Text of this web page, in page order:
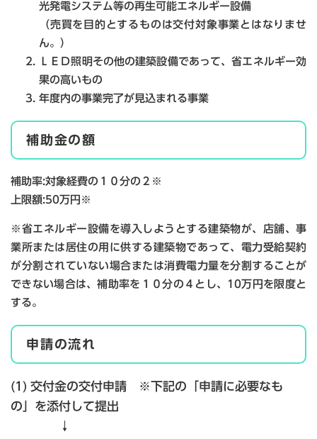
光発電システム等の再生可能エネルギー設備
（売買を目的とするものは交付対象事業とはなりませ
ん。）
ＬＥＤ照明その他の建築設備であって、省エネルギー効
果の高いもの
年度内の事業完了が見込まれる事業
補助金の額
補助率:対象経費の１０分の２※
上限額:50万円※
※省エネルギー設備を導入しようとする建築物が、店舗、事
業所または居住の用に供する建築物であって、電力受給契約
が分割されていない場合または消費電力量を分割することが
できない場合は、補助率を１０分の４とし、10万円を限度と
する。
申請の流れ
(1) 交付金の交付申請 ※下記の「申請に必要なも
の」を添付して提出
↓